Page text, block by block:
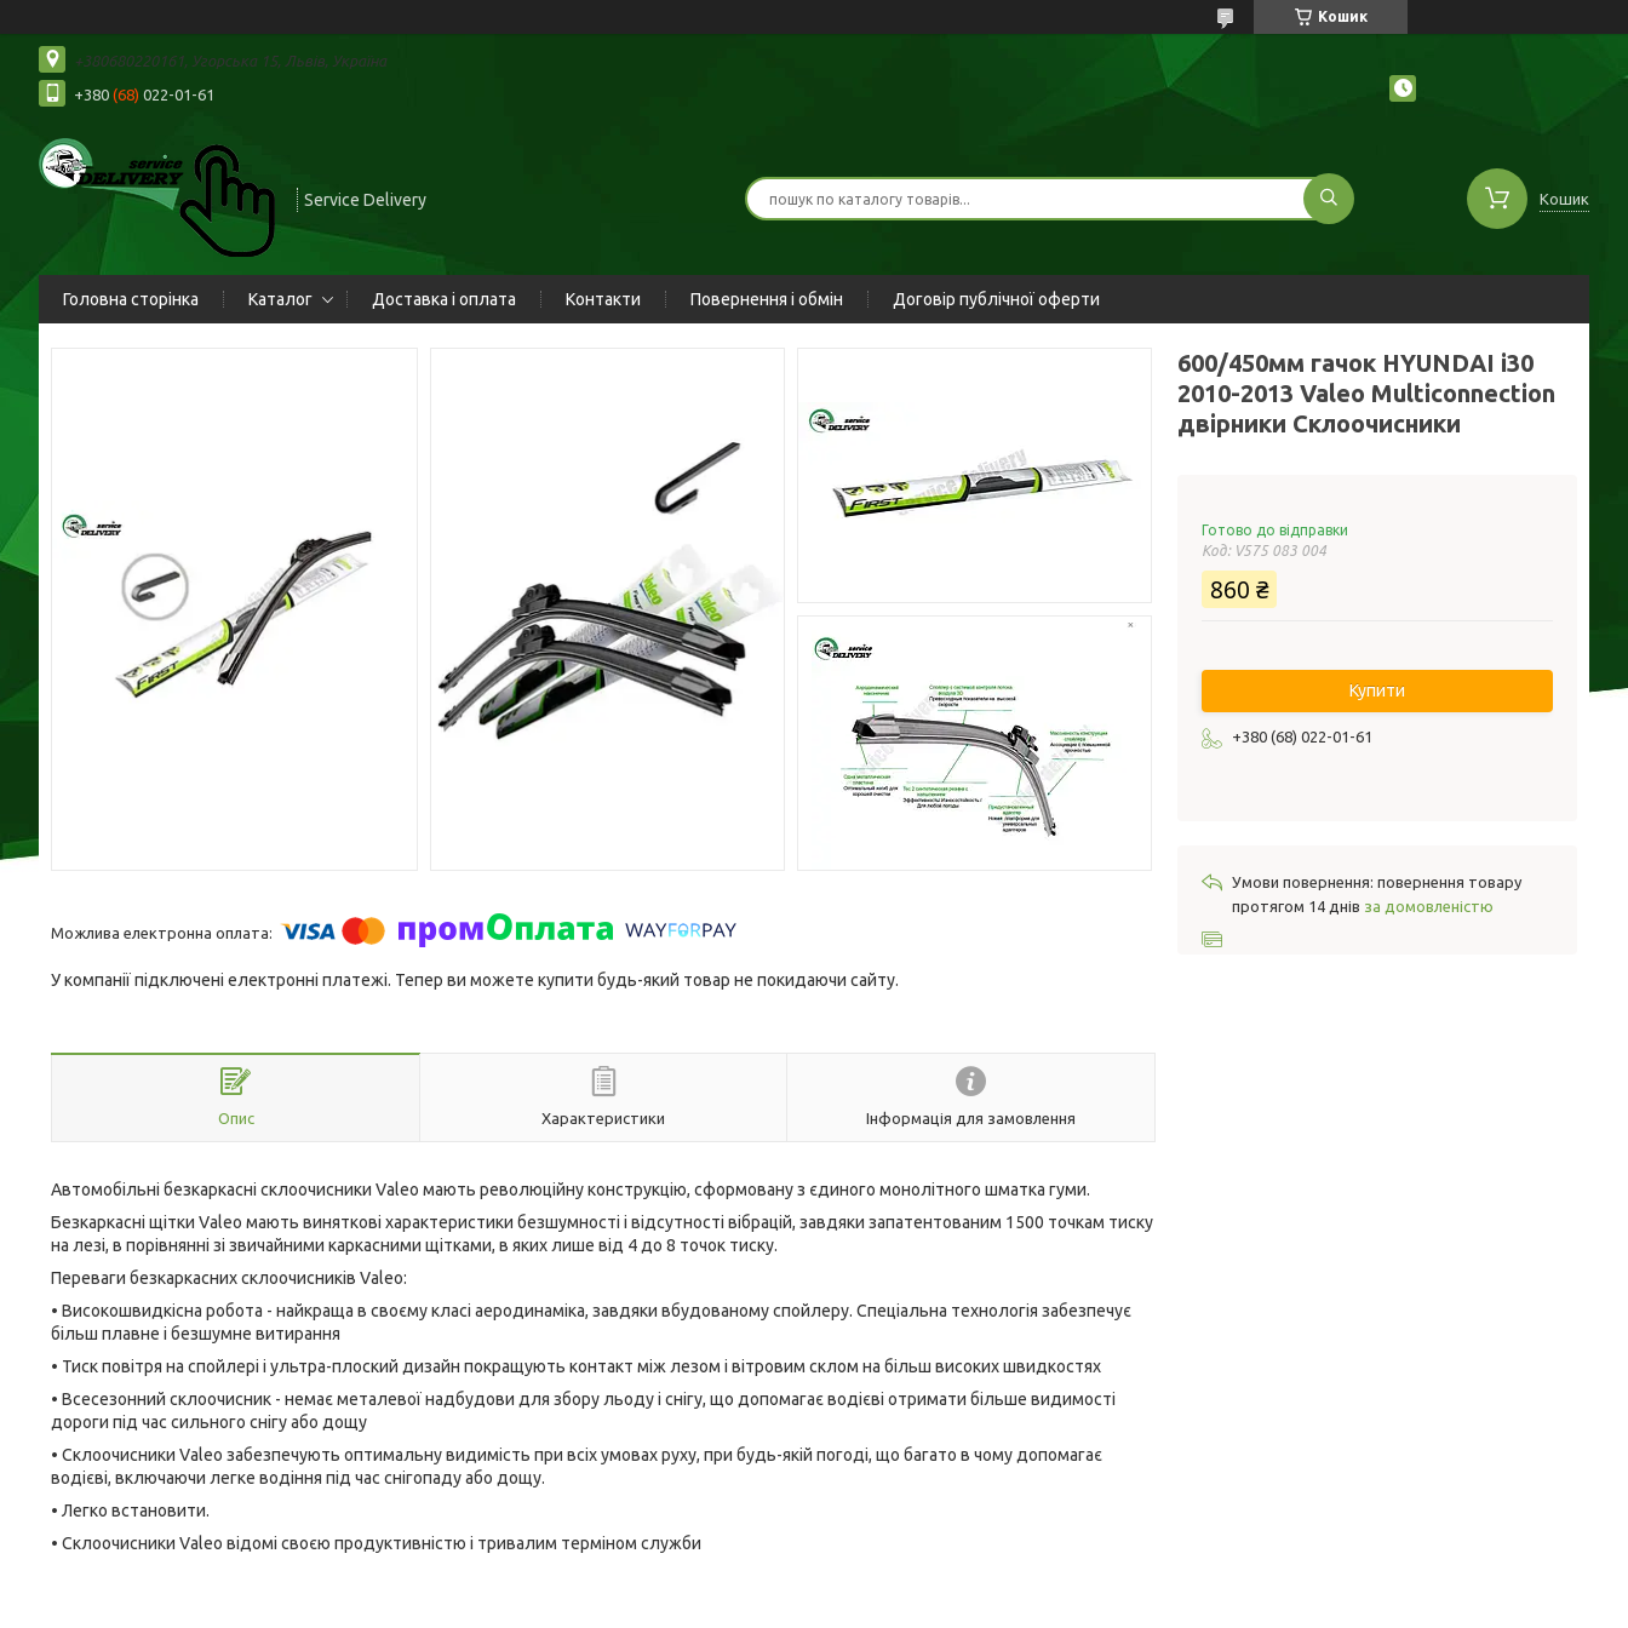
Кошик
+380680220161, Угорська 15, Львів, Україна
+380 (68) 022-01-61
Service Delivery Кошик
Головна сторінка Каталог Доставка і оплата Контакти Повернення і обмін Договір публічної оферти
У компанії підключені електронні платежі. Тепер ви можете купити будь-який товар не покидаючи сайту.
Опис Характеристики Інформація для замовлення
Автомобільні безкаркасні склоочисники Valeo мають революційну конструкцію, сформовану з єдиного монолітного шматка гуми.
Безкаркасні щітки Valeo мають виняткові характеристики безшумності і відсутності вібрацій, завдяки запатентованим 1500 точкам тиску
на лезі, в порівнянні зі звичайними каркасними щітками, в яких лише від 4 до 8 точок тиску.
Переваги безкаркасних склоочисників Valeo:
• Високошвидкісна робота - найкраща в своєму класі аеродинаміка, завдяки вбудованому спойлеру. Спеціальна технологія забезпечує
більш плавне і безшумне витирання
• Тиск повітря на спойлері і ультра-плоский дизайн покращують контакт між лезом і вітровим склом на більш високих швидкостях
• Всесезонний склоочисник - немає металевої надбудови для збору льоду і снігу, що допомагає водієві отримати більше видимості
дороги під час сильного снігу або дощу
• Склоочисники Valeo забезпечують оптимальну видимість при всіх умовах руху, при будь-якій погоді, що багато в чому допомагає
водієві, включаючи легке водіння під час снігопаду або дощу.
• Легко встановити.
• Склоочисники Valeo відомі своєю продуктивністю і тривалим терміном служби
600/450мм гачок HYUNDAI i30
2010-2013 Valeo Multiconnection
двірники Склоочисники
Готово до відправки
Код: V575 083 004
860 ₴
Купити
+380 (68) 022-01-61
повернення товару
протягом 14 днів за домовленістю